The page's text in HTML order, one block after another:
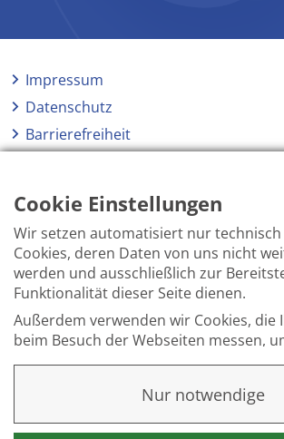
Impressum
Datenschutz
Barrierefreiheit
Cookie Einstellungen
Wir setzen automatisiert nur
Cookies, deren Daten von uns nicht
werden und ausschließlich zur
Funktionalität dieser Seite dienen.
Außerdem verwenden wir Cookies, die
beim Besuch der Webseiten messen,
Interesse unserer Besucher besser
eine Identifikation Ihrer Person erfolgt
Weitere Informationen finden Sie in
Nur notwendige